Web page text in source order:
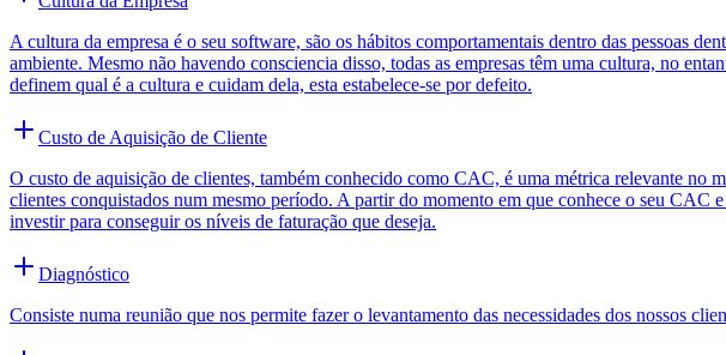
A cultura da empresa é o seu software, são os hábitos comportamentais dentro das pessoas
ambiente. Mesmo não havendo consciencia disso, todas as empresas têm uma cultura, no
definem qual é a cultura e cuidam dela, esta estabelece-se por defeito.
Custo de Aquisição de Cliente
O custo de aquisição de clientes, também conhecido como CAC, é uma métrica relevante no
clientes conquistados num mesmo período. A partir do momento em que conhece o seu CAC
investir para conseguir os níveis de faturação que deseja.
Diagnóstico
Consiste numa reunião que nos permite fazer o levantamento das necessidades dos nossos